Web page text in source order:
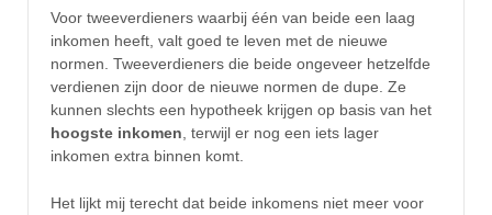
Voor tweeverdieners waarbij één van beide een laag
inkomen heeft, valt goed te leven met de nieuwe
normen. Tweeverdieners die beide ongeveer hetzelfde
verdienen zijn door de nieuwe normen de dupe. Ze
kunnen slechts een hypotheek krijgen op basis van het
hoogste inkomen , terwijl er nog een iets lager
inkomen extra binnen komt.
Het lijkt mij terecht dat beide inkomens niet meer voor